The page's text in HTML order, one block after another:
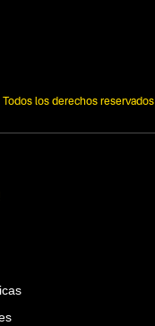
los derechos reservados